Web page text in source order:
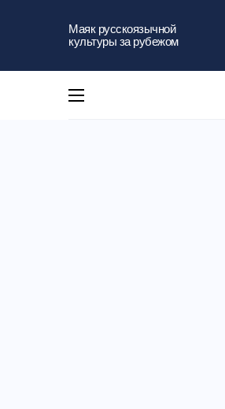
Маяк русскоязычной
культуры за рубежом